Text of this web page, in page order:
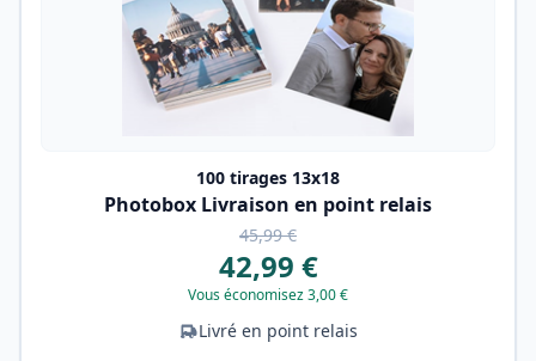
100 tirages 13x18
Photobox Livraison en point relais
45,99 €
42,99 €
Vous économisez 3,00 €
Livré en point relais